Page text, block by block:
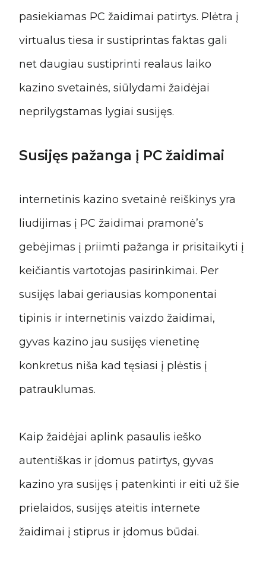
pasiekiamas PC žaidimai patirtys. Plėtra į
virtualus tiesa ir sustiprintas faktas gali
net daugiau sustiprinti realaus laiko
kazino svetainės, siūlydami žaidėjai
neprilygstamas lygiai susijęs.
Susijęs pažanga į PC žaidimai
internetinis kazino svetainė reiškinys yra
liudijimas į PC žaidimai pramonė’s
gebėjimas į priimti pažanga ir prisitaikyti į
keičiantis vartotojas pasirinkimai. Per
susijęs labai geriausias komponentai
tipinis ir internetinis vaizdo žaidimai,
gyvas kazino jau susijęs vienetinę
konkretus niša kad tęsiasi į plėstis į
patrauklumas.
Kaip žaidėjai aplink pasaulis ieško
autentiškas ir įdomus patirtys, gyvas
kazino yra susijęs į patenkinti ir eiti už šie
prielaidos, susijęs ateitis internete
žaidimai į stiprus ir įdomus būdai.